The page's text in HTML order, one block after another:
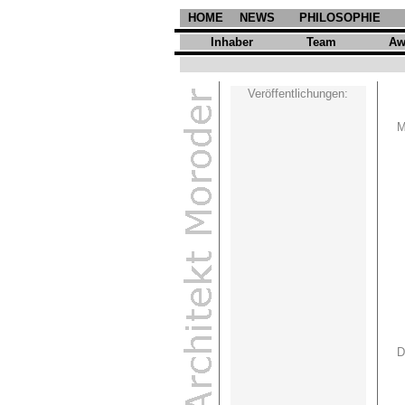
HOME NEWS
PHILOSOPHIE
Inhaber
Team
Veröffentlichungen: